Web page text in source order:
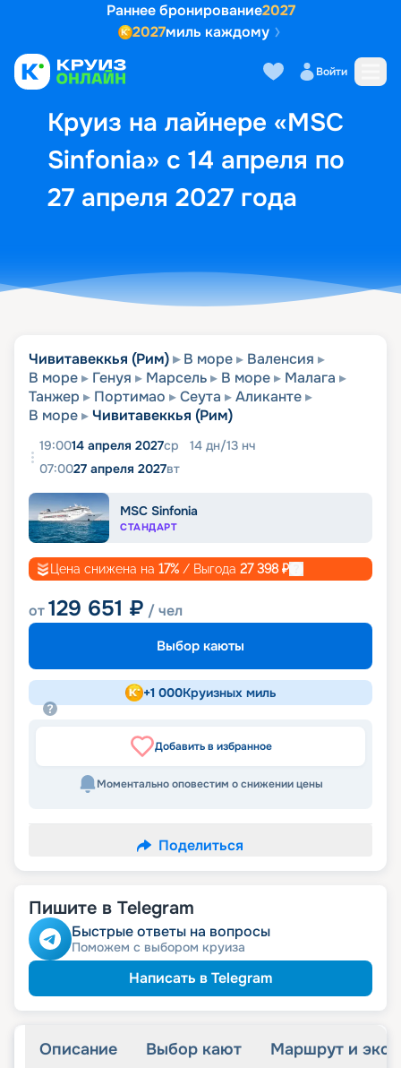
Раннее бронирование2027
2027миль каждому
Войти
Круиз на лайнере «MSC
Sinfonia» с 14 апреля по
27 апреля 2027 года
Выбор кают Маршрут и
Чивитавеккья (Рим) В море
Валенсия
В море
Генуя Марсель В море
Малага
Танжер
Портимао Сеута
Аликанте
В море
Чивитавеккья (Рим)
19:0014 апреля 2027ср 14 дн/13 нч
07:0027 апреля 2027вт
MSC Sinfonia
СТАНДАРТ
Цена снижена на 17% / Выгода 27 398₽
от129 651 ₽ / чел
Выбор каюты
+1 000Круизных миль
Добавить в избранное
Моментально оповестим о снижении цены
Поделиться
Пишите в Telegram
Быстрые ответы на вопросы
Поможем с выбором круиза
Написать в Telegram
Описание Выбор кают Маршрут и